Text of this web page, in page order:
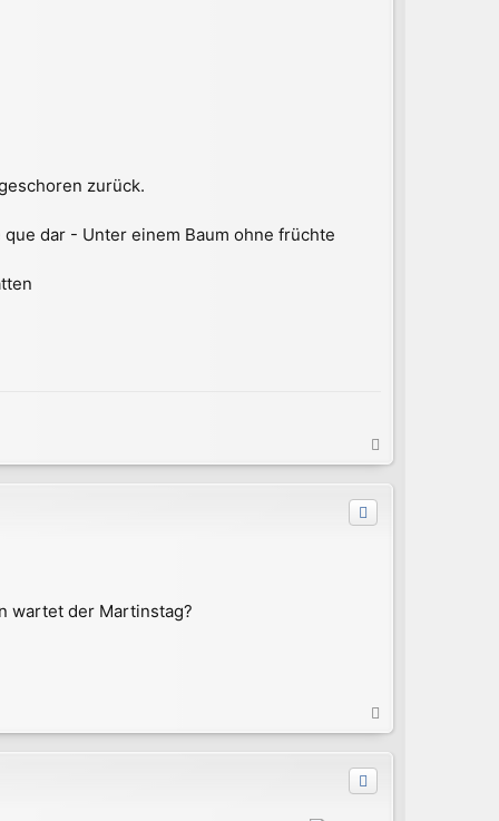
zurück.
dar - Unter einem Baum ohne früchte
a
c
wartet der Martinstag?
a
c